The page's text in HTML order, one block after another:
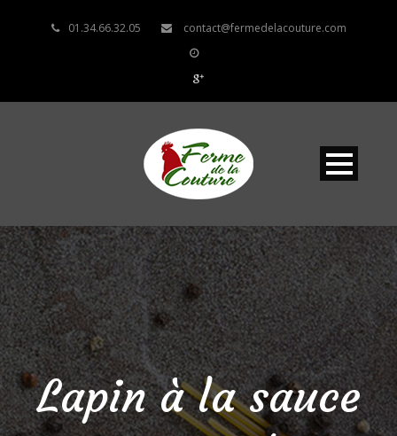
01.34.66.32.05 contact@fermedelacouture.com
Lapin à la sauce